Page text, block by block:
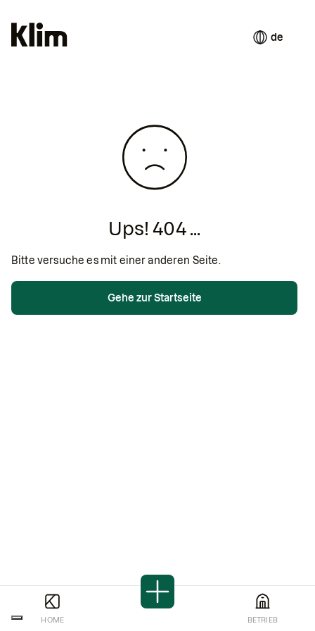
de
Ups! 404 ...
Bitte versuche es mit einer anderen Seite.
Gehe zur Startseite
HOME BETRIEB